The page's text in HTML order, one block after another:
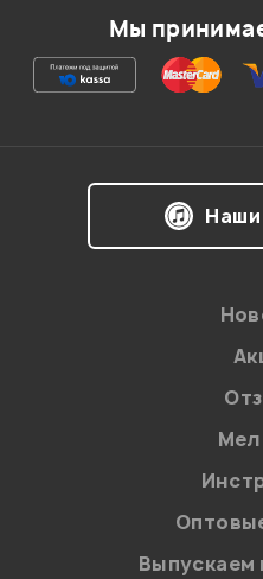
Ваша оценка:
на
персональных данных.
Введите проверочное
Мы
Наши
Выпускаем